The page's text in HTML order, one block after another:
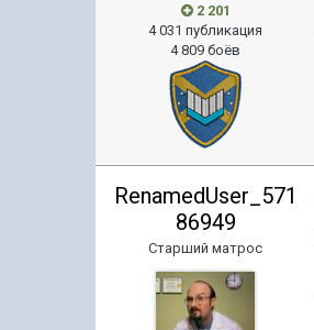
2 201
4 031 публикация
4 809 боёв
RenamedUser_571
86949
Старший матрос